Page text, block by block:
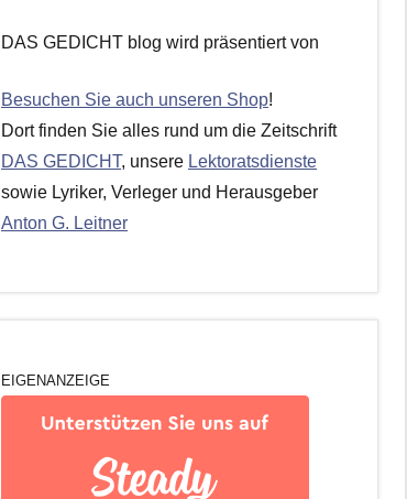
DAS GEDICHT blog wird präsentiert von
Besuchen Sie auch unseren Shop!
Dort finden Sie alles rund um die Zeitschrift
DAS GEDICHT, unsere Lektoratsdienste
sowie Lyriker, Verleger und Herausgeber
Anton G. Leitner
EIGENANZEIGE